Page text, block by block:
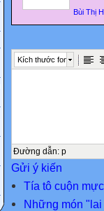
Bùi Thị
Kích thước font
Đường dẫn: p
Gửi ý kiến
Tía tô cuộn
Những món